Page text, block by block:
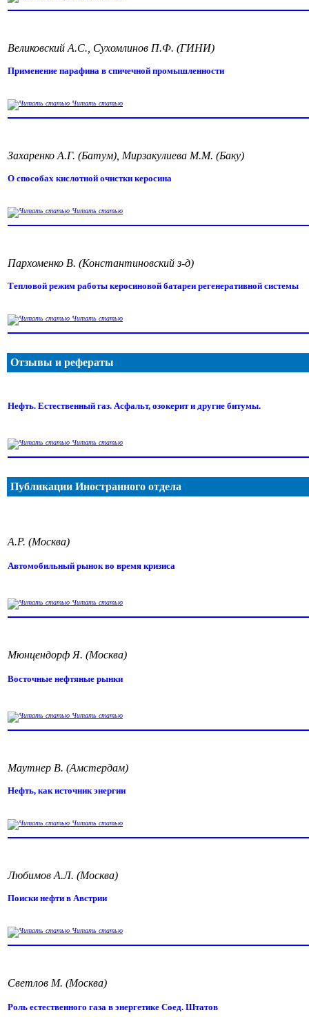
Великовский А.С., Сухомлинов П.Ф. (ГИНИ)
Применение парафина в спичечной промышленности
Читать статью
Захаренко А.Г. (Батум), Мирзакулиева М.М. (Баку)
О способах кислотной очистки керосина
Читать статью
Пархоменко В. (Константиновский з-д)
Тепловой режим работы керосиновой батареи регенеративной системы
Читать статью
Отзывы и рефераты
Нефть. Естественный газ. Асфальт, озокерит и другие битумы.
Читать статью
Публикации Иностранного отдела
А.Р. (Москва)
Автомобильный рынок во время кризиса
Читать статью
Мюнцендорф Я. (Москва)
Восточные нефтяные рынки
Читать статью
Маутнер В. (Амстердам)
Нефть, как источник энергии
Читать статью
Любимов А.Л. (Москва)
Поиски нефти в Австрии
Читать статью
Светлов М. (Москва)
Роль естественного газа в энергетике Соед. Штатов